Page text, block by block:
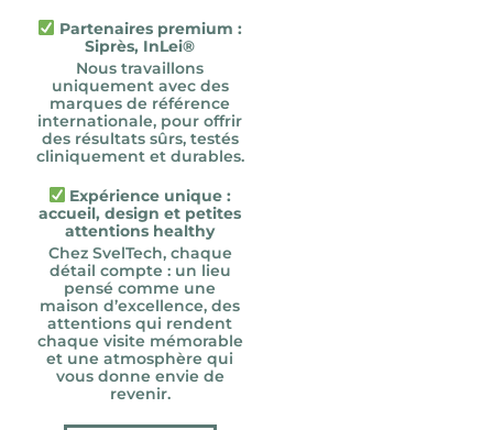
Partenaires premium :
Siprès, InLei®
Nous travaillons
uniquement avec des
marques de référence
internationale, pour offrir
des résultats sûrs, testés
cliniquement et durables.
Expérience unique :
accueil, design et petites
attentions healthy
Chez SvelTech, chaque
détail compte : un lieu
pensé comme une
maison d’excellence, des
attentions qui rendent
chaque visite mémorable
et une atmosphère qui
vous donne envie de
revenir.